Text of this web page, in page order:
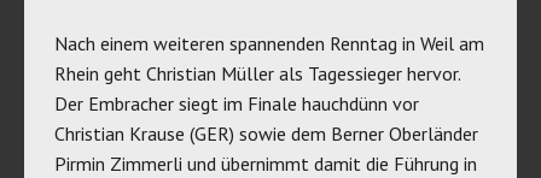
Nach einem weiteren spannenden Renntag in Weil am
Rhein geht Christian Müller als Tagessieger hervor.
Der Embracher siegt im Finale hauchdünn vor
Christian Krause (GER) sowie dem Berner Oberländer
Pirmin Zimmerli und übernimmt damit die Führung in